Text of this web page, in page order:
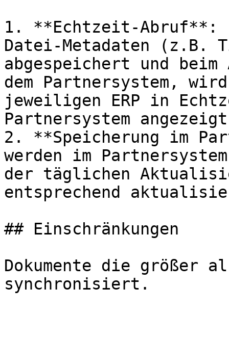
1. **Echtzeit-Abruf**:
Datei-Metadaten (z.B.
abgespeichert und
dem Partnersystem, wird
jeweiligen ERP in
Partnersystem angezeigt
2. **Speicherung im
werden im
der täglichen
entsprechend
## Einschränkungen
Dokumente die größer